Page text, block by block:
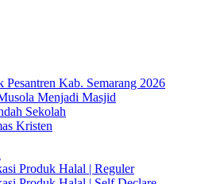
Pesantren Kab. Semarang 2026
Menjadi Masjid
Sekolah
Kristen
Produk Halal | Reguler